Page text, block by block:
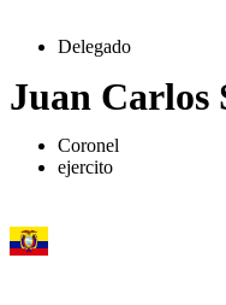
Delegado
Juan Carlos
Coronel
ejercito